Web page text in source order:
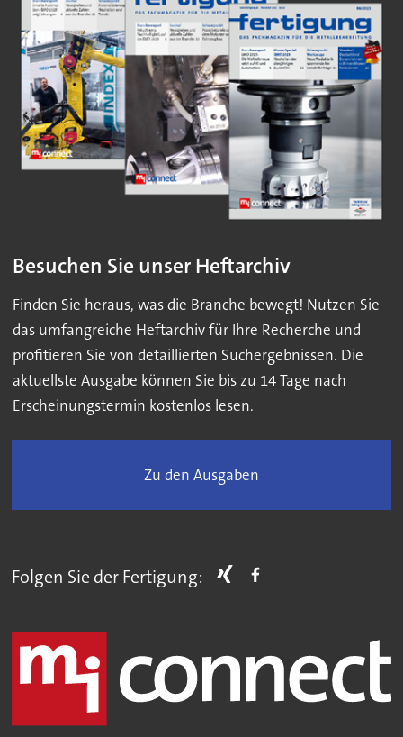
Besuchen Sie unser Heftarchiv
Finden Sie heraus, was die Branche bewegt! Nutzen Sie
das umfangreiche Heftarchiv für Ihre Recherche und
profitieren Sie von detaillierten Suchergebnissen. Die
aktuellste Ausgabe können Sie bis zu 14 Tage nach
Erscheinungstermin kostenlos lesen.
Zu den Ausgaben
Folgen Sie der Fertigung: